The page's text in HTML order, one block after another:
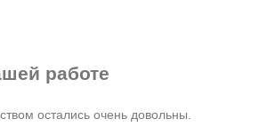
работе
остались очень довольны.